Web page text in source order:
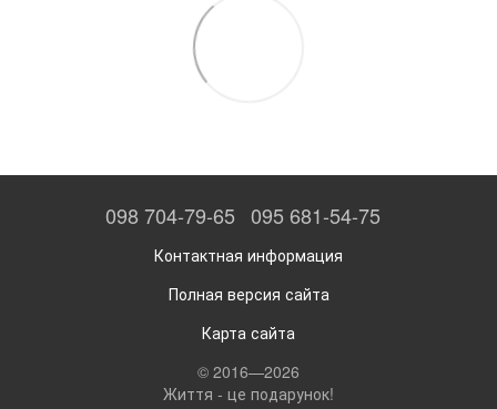
098 704-79-65 095 681-54-75
Контактная информация
Полная версия сайта
Карта сайта
© 2016—2026
Життя - це подарунок!